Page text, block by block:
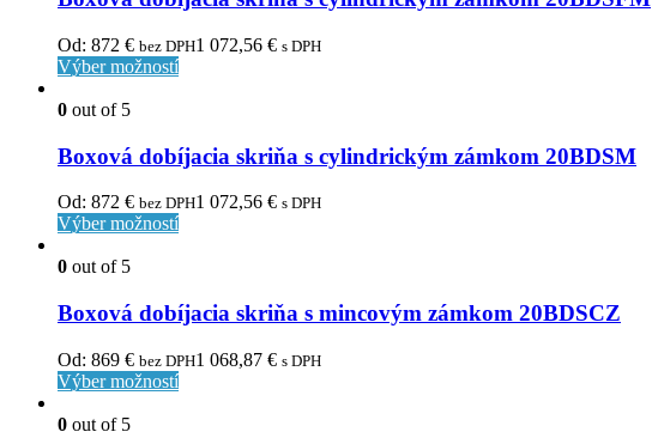
Od: 872 € bez DPH1 072,56 € s DPH
Výber možností
0 out of 5
Boxová dobíjacia skriňa s cylindrickým zámkom 20BDSM
Od: 872 € bez DPH1 072,56 € s DPH
Výber možností
0 out of 5
Boxová dobíjacia skriňa s mincovým zámkom 20BDSCZ
Od: 869 € bez DPH1 068,87 € s DPH
Výber možností
0 out of 5